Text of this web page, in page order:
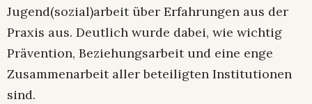
Jugend(sozial)arbeit über Erfahrungen aus der
Praxis aus. Deutlich wurde dabei, wie wichtig
Prävention, Beziehungsarbeit und eine enge
Zusammenarbeit aller beteiligten Institutionen
sind.